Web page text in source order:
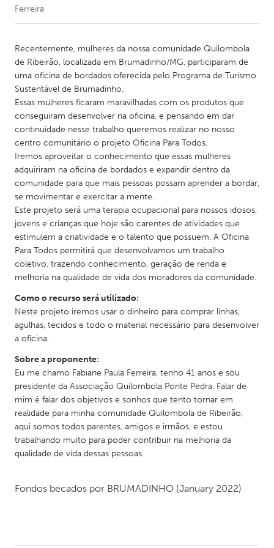
CANADA
Amherstburg
Kitchener-Waterloo
New Glasgow
Newmarket
South Shore
Toronto
MALAYSIA
Kuala Lumpur
NETHERLANDS
Leiden
Rotterdam
Utrecht
QATAR
Qatar
SINGAPORE
UNITED KINGDOM
Glasgow
UNITED STATES
Ann Arbor, MI
Austin, TX
Ferreira
Recentemente, mulheres da nossa comunidade Quilombola
de Ribeirão, localizada em Brumadinho/MG, participaram de
uma oficina de bordados oferecida pelo Programa de Turismo
Sustentável de Brumadinho.
Essas mulheres ficaram maravilhadas com os produtos que
conseguiram desenvolver na oficina, e pensando em dar
continuidade nesse trabalho queremos realizar no nosso
centro comunitário o projeto Oficina Para Todos.
Iremos aproveitar o conhecimento que essas mulheres
adquiriram na oficina de bordados e expandir dentro da
comunidade para que mais pessoas possam aprender a bordar,
se movimentar e exercitar a mente.
Este projeto será uma terapia ocupacional para nossos idosos,
jovens e crianças que hoje são carentes de atividades que
estimulem a criatividade e o talento que possuem. A Oficina
Para Todos permitirá que desenvolvamos um trabalho
coletivo, trazendo conhecimento, geração de renda e
melhoria na qualidade de vida dos moradores da comunidade.
Como o recurso será utilizado:
Neste projeto iremos usar o dinheiro para comprar linhas,
agulhas, tecidos e todo o material necessário para desenvolver
a oficina.
Sobre a proponente:
Eu me chamo Fabiane Paula Ferreira, tenho 41 anos e sou
presidente da Associação Quilombola Ponte Pedra. Falar de
mim é falar dos objetivos e sonhos que tento tornar em
realidade para minha comunidade Quilombola de Ribeirão,
aqui somos todos parentes, amigos e irmãos, e estou
trabalhando muito para poder contribuir na melhoria da
qualidade de vida dessas pessoas.
Fondos becados por BRUMADINHO (January 2022)